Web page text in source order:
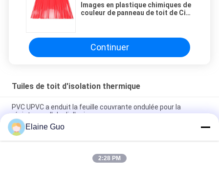
Images en plastique chimiques de
couleur de panneau de toit de Cid
Continuer
Tuiles de toit d'isolation thermique
PVC UPVC a enduit la feuille couvrante ondulée pour la
résistance d'alcali d'usine
Feuille solaire ondulée de tuile de toiture de PVC UPVC
d'isolation thermique pour l'atelier
Le PVC en plastique anticorrosion insonorisé a ridé la tuile de
Elaine Guo
2:28 PM